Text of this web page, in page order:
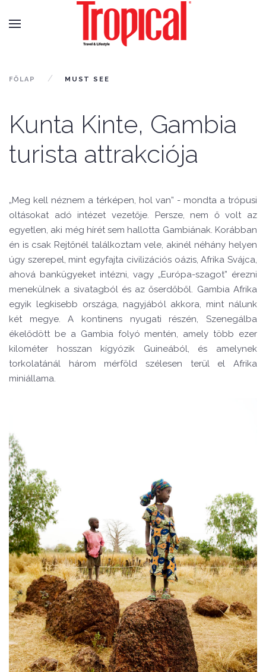
FŐLAP MUST SEE
Kunta Kinte, Gambia
turista attrakciója
„Meg kell néznem a térképen, hol van” - mondta a trópusi
oltásokat adó intézet vezetője. Persze, nem ő volt az
egyetlen, aki még hírét sem hallotta Gambiának. Korábban
én is csak Rejtőnél találkoztam vele, akinél néhány helyen
úgy szerepel, mint egyfajta civilizációs oázis, Afrika Svájca,
ahová bankügyeket intézni, vagy „Európa-szagot” érezni
menekülnek a sivatagból és az őserdőből. Gambia Afrika
egyik legkisebb országa, nagyjából akkora, mint nálunk
két megye. A kontinens nyugati részén, Szenegálba
ékelődött be a Gambia folyó mentén, amely több ezer
kilométer hosszan kígyózik Guineából, és amelynek
torkolatánál három mérföld szélesen terül el Afrika
miniállama.